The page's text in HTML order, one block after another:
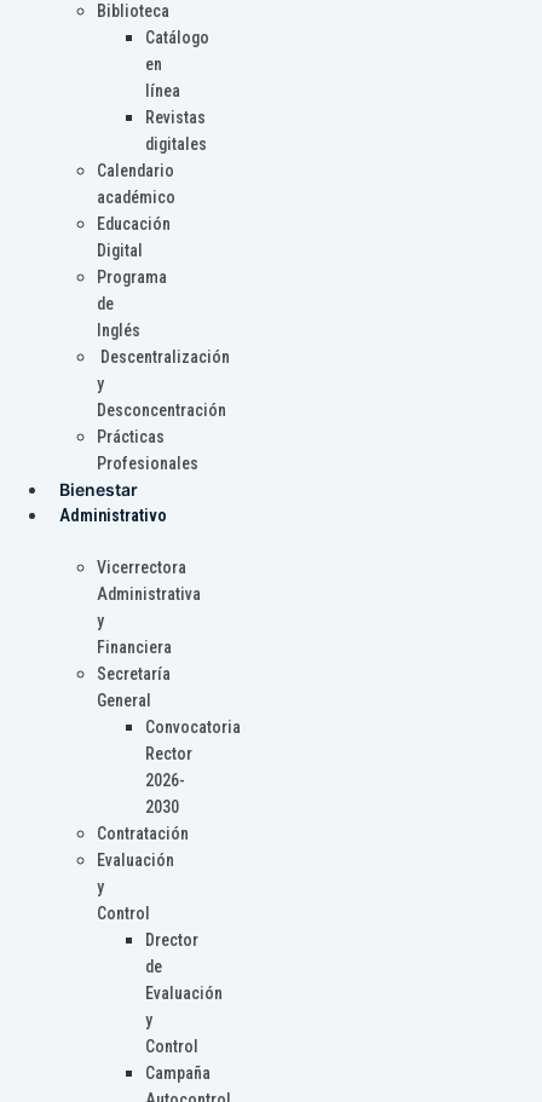
Biblioteca
Catálogo
en
línea
Revistas
digitales
Calendario
académico
Educación
Digital
Programa
de
Inglés
Descentralización
y
Desconcentración
Prácticas
Profesionales
Bienestar
Administrativo
Vicerrectora
Administrativa
y
Financiera
Secretaría
General
Convocatoria
Rector
2026-
2030
Contratación
Evaluación
y
Control
Drector
de
Evaluación
y
Control
Campaña